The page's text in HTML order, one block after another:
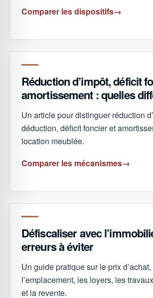
Comparer les dispositifs
Réduction d’impôt, déficit
amortissement : quelles
Un article pour distinguer réduction
déduction, déficit foncier et
location meublée.
Comparer les mécanismes
Défiscaliser avec
erreurs à éviter
Un guide pratique sur le prix d’achat,
l’emplacement, les loyers, les
et la revente.